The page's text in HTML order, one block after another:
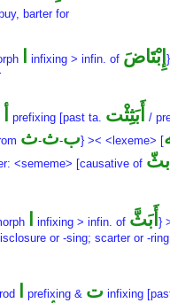
barter for
infixing > infin. of إِبْتَاضَ
prefixing [past ta. أَبَثِثْت /
ب-ث-ث } >< <lexeme> [
<sememe> [causative of بثّ
infixing > infin. of أَبَثَّ }
or -sing; scarter or -
prefixing & ت infixing